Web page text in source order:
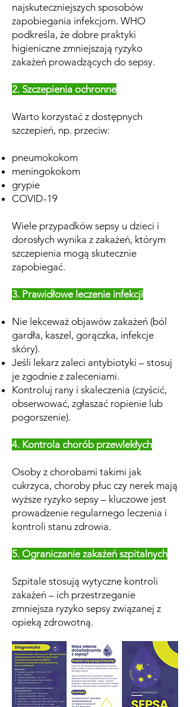
najskuteczniejszych sposobów
zapobiegania infekcjom. WHO
podkreśla, że dobre praktyki
higieniczne zmniejszają ryzyko
zakażeń prowadzących do sepsy.
2. Szczepienia ochronne
Warto korzystać z dostępnych
szczepień, np. przeciw:
pneumokokom
meningokokom
grypie
COVID-19
Wiele przypadków sepsy u dzieci i
dorosłych wynika z zakażeń, którym
szczepienia mogą skutecznie
zapobiegać.
3. Prawidłowe leczenie infekcji
Nie lekceważ objawów zakażeń (ból
gardła, kaszel, gorączka, infekcje
skóry).
Jeśli lekarz zaleci antybiotyki – stosuj
je zgodnie z zaleceniami.
Kontroluj rany i skaleczenia (czyścić,
obserwować, zgłaszać ropienie lub
pogorszenie).
4. Kontrola chorób przewlekłych
Osoby z chorobami takimi jak
cukrzyca, choroby płuc czy nerek mają
wyższe ryzyko sepsy – kluczowe jest
prowadzenie regularnego leczenia i
kontroli stanu zdrowia.
5. Ograniczanie zakażeń szpitalnych
Szpitale stosują wytyczne kontroli
zakażeń – ich przestrzeganie
zmniejsza ryzyko sepsy związanej z
opieką zdrowotną.